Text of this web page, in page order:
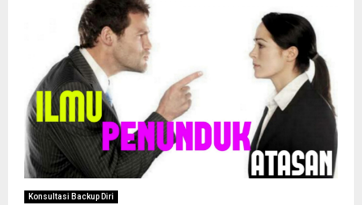
Konsultasi Backup Diri